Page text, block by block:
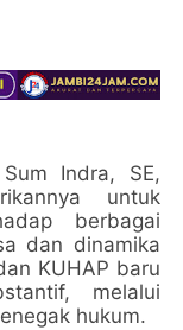
Indra, SE,
untuk
berbagai
dan dinamika
KUHAP baru
melalui
hukum.